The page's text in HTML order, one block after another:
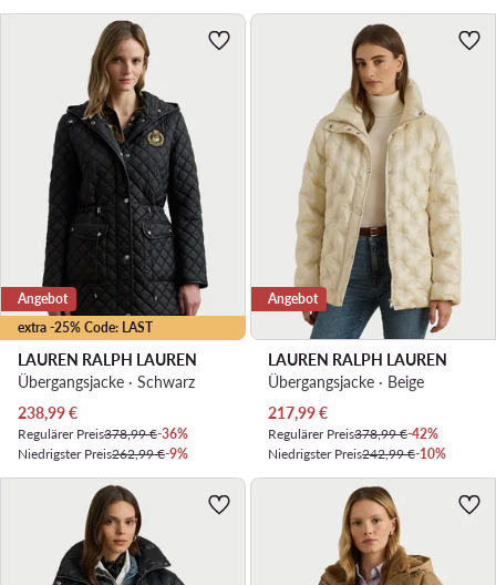
extra -25% Code: LAST
Angebot
LAUREN RALPH LAUREN
Übergangsjacke · Schwarz
Aktueller Preis
238,99€
Regulärer Preis378,99 €-36%
Niedrigster Preis262,99 €-9%
Angebot
LAUREN RALPH LAUREN
Übergangsjacke · Beige
Aktueller Preis
217,99€
Regulärer Preis378,99 €-42%
Niedrigster Preis242,99 €-10%